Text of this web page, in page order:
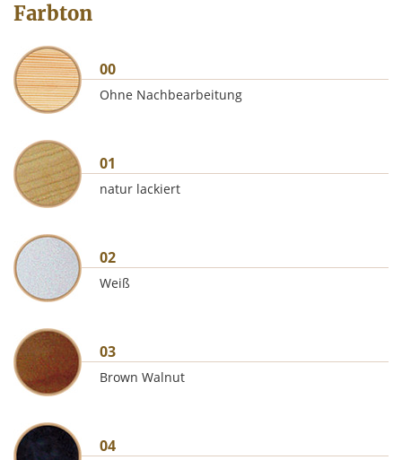
Farbton
00
Ohne Nachbearbeitung
01
natur lackiert
02
Weiß
03
Brown Walnut
04